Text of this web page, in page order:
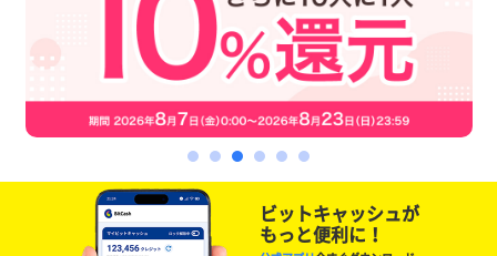
ビットキャッシュが
もっと便利に！